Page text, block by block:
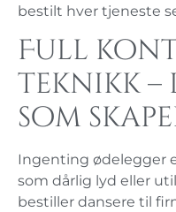
bestilt hver tjeneste
Full
teknikk –
som
Ingenting ødelegger
som dårlig lyd eller
bestiller dansere til